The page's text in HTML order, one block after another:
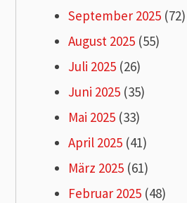
September 2025 (72)
August 2025 (55)
Juli 2025 (26)
Juni 2025 (35)
Mai 2025 (33)
April 2025 (41)
März 2025 (61)
Februar 2025 (48)